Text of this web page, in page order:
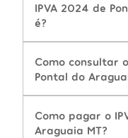
IPVA 2024 de
é?
Como consultar
Pontal do
Como pagar o
Araguaia MT?